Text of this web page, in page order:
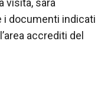
i documenti indicati
accrediti del